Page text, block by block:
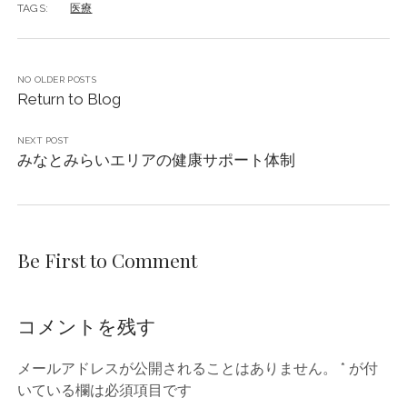
TAGS: 医療
NO OLDER POSTS
Return to Blog
NEXT POST
みなとみらいエリアの健康サポート体制
Be First to Comment
コメントを残す
メールアドレスが公開されることはありません。 * が付
いている欄は必須項目です